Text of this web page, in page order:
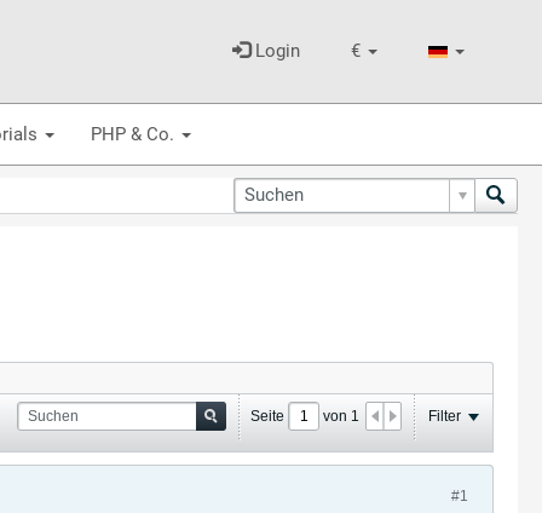
€
Login
PHP & Co.
Seite von 1 Filter
#1